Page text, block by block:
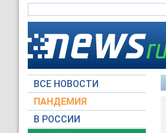
ВСЕ НОВОСТИ
ПАНДЕМИЯ
В РОССИИ